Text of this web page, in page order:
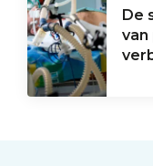
De